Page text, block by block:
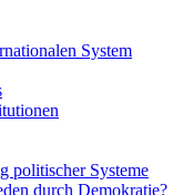
System
politischer Systeme
durch Demokratie?